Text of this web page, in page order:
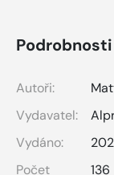
Podrobnosti
Autoři:
Vydavatel:
Vydáno:
Počet
136